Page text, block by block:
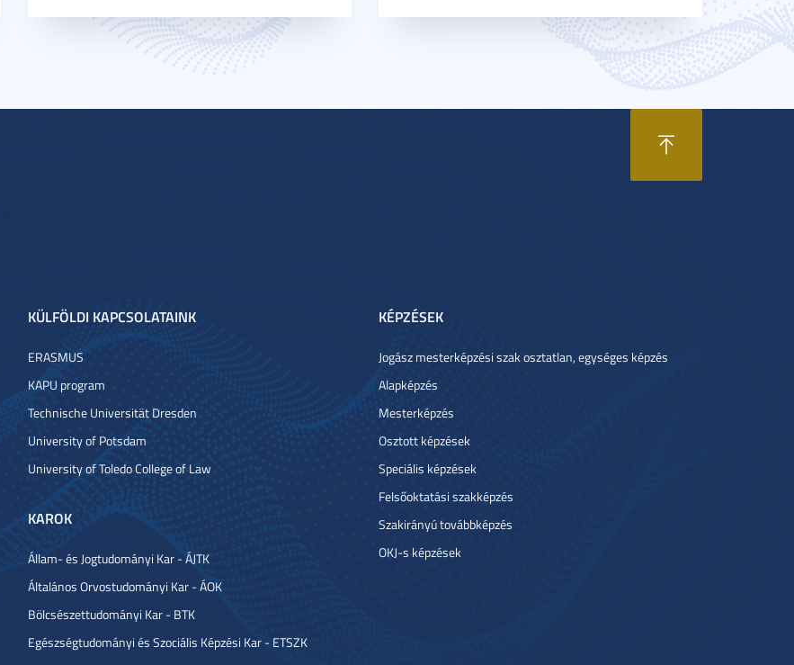
KÜLFÖLDI KAPCSOLATAINK
ERASMUS
KAPU program
Technische Universität Dresden
University of Potsdam
University of Toledo College of Law
KAROK
Állam- és Jogtudományi Kar - ÁJTK
Általános Orvostudományi Kar - ÁOK
Bölcsészettudományi Kar - BTK
Egészségtudományi és Szociális Képzési Kar - ETSZK
KÉPZÉSEK
Jogász mesterképzési szak osztatlan, egységes képzés
Alapképzés
Mesterképzés
Osztott képzések
Speciális képzések
Felsőoktatási szakképzés
Szakirányú továbbképzés
OKJ-s képzések